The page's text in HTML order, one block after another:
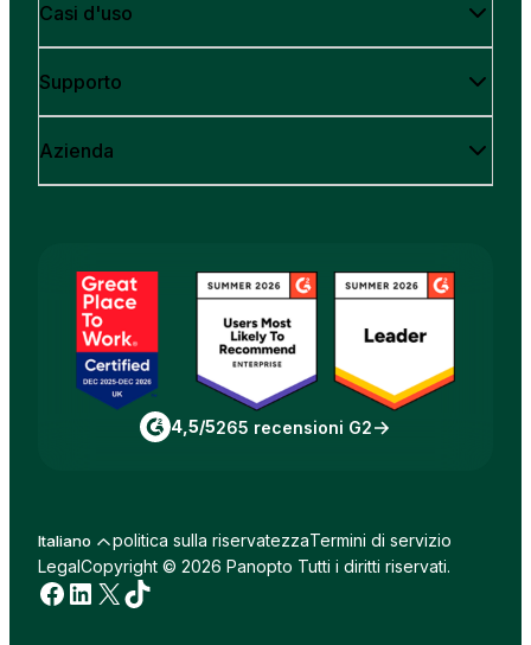
Casi d'uso
Supporto
Azienda
4,5/5265 recensioni G2
Italiano politica sulla riservatezzaTermini di servizio
LegalCopyright © 2026 Panopto Tutti i diritti riservati.
Facebook
LinkedIn
X TikTok